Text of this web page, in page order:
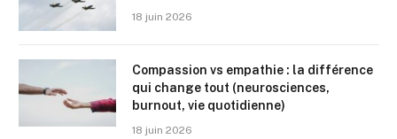
18 juin 2026
Compassion vs empathie : la différence
qui change tout (neurosciences,
burnout, vie quotidienne)
18 juin 2026